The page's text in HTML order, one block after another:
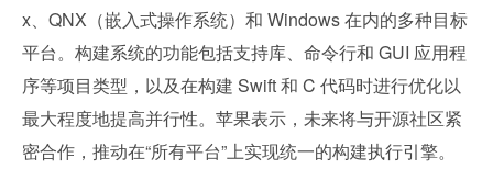
x、QNX（嵌入式操作系统）和 Windows 在内的多种目标
平台。构建系统的功能包括支持库、命令行和 GUI 应用程
序等项目类型，以及在构建 Swift 和 C 代码时进行优化以
最大程度地提高并行性。苹果表示，未来将与开源社区紧
密合作，推动在“所有平台”上实现统一的构建执行引擎。